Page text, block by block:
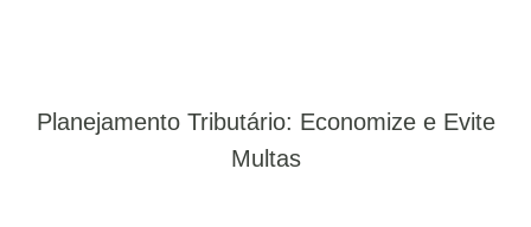
Planejamento Tributário: Economize e Evite
Multas